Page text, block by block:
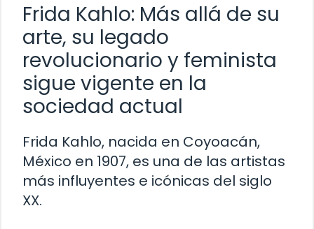
Frida Kahlo: Más allá de su
arte, su legado
revolucionario y feminista
sigue vigente en la
sociedad actual
Frida Kahlo, nacida en Coyoacán,
México en 1907, es una de las artistas
más influyentes e icónicas del siglo
XX.